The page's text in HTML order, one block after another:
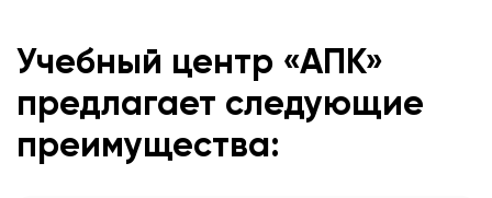
Учебный центр «АПК»
предлагает следующие
преимущества: